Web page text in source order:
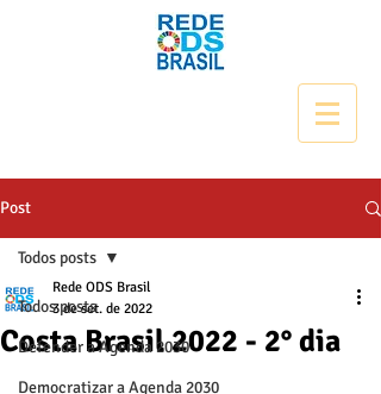
Post
Todos posts
Defender a Agenda 2030
Democratizar a Agenda 2030
Todos posts
Costa Brasil 2022 - 2° dia
Rede ODS Brasil
3 de set. de 2022